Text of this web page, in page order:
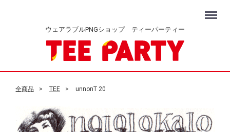
ウェアラブルPNGショップ ティーパーティー
Menu
全商品 TEE unnonT 20